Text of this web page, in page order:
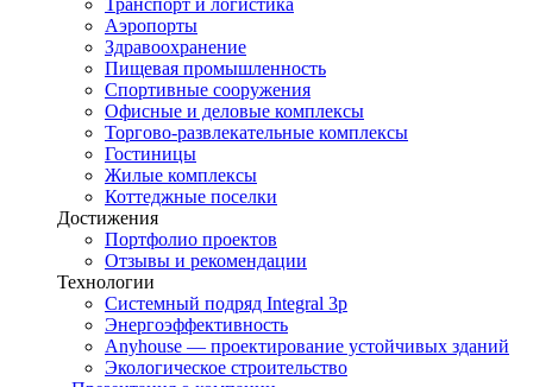
Аэропорты
Здравоохранение
Пищевая промышленность
Спортивные сооружения
Офисные и деловые комплексы
Торгово-развлекательные комплексы
Гостиницы
Жилые комплексы
Коттеджные поселки
Достижения
Портфолио проектов
Отзывы и рекомендации
Технологии
Системный подряд Integral 3p
Энергоэффективность
Anyhouse — проектирование устойчивых зданий
Экологическое строительство